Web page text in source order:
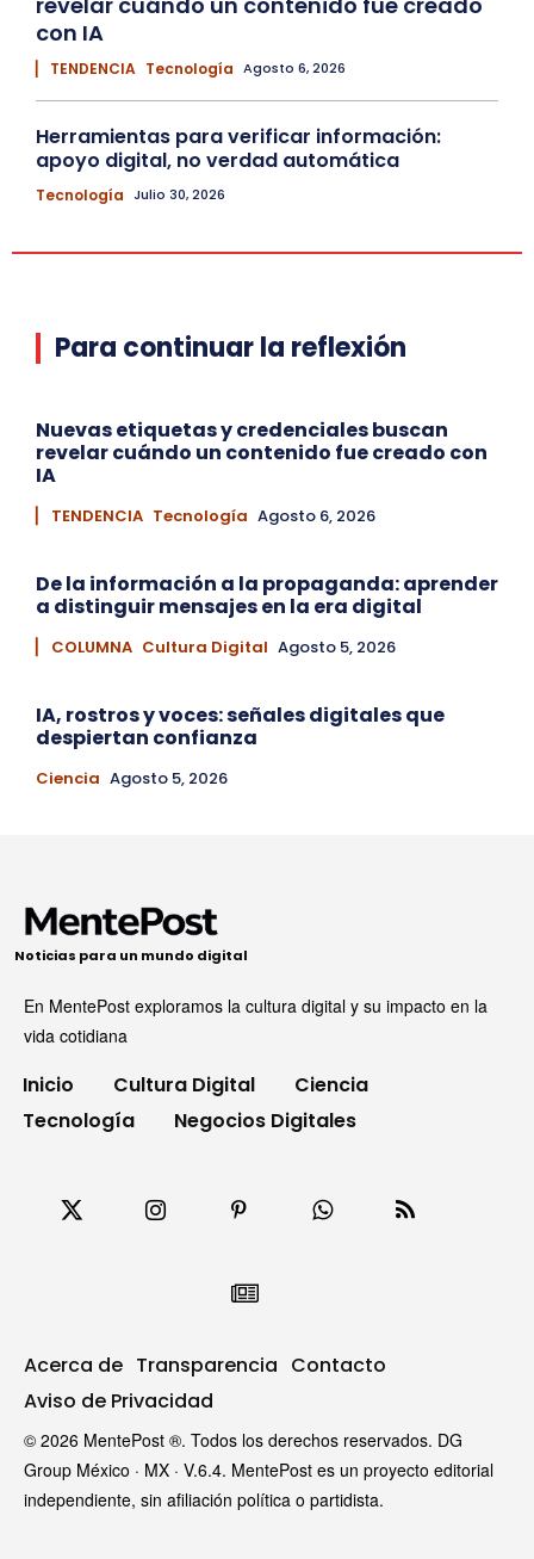
con IA
▏ TENDENCIA Tecnología Agosto 6, 2026
Herramientas para verificar información:
apoyo digital, no verdad automática
Tecnología Julio 30, 2026
Para continuar la reflexión
Nuevas etiquetas y credenciales buscan
revelar cuándo un contenido fue creado con
IA
▏ TENDENCIA Tecnología Agosto 6, 2026
De la información a la propaganda: aprender
a distinguir mensajes en la era digital
▏ COLUMNA Cultura Digital Agosto 5, 2026
IA, rostros y voces: señales digitales que
despiertan confianza
Ciencia Agosto 5, 2026
Noticias para un mundo digital
En MentePost exploramos la cultura digital y su impacto en la
vida cotidiana
Inicio Cultura Digital
Ciencia
Tecnología
Negocios Digitales
Acerca de Transparencia Contacto
Aviso de Privacidad
© 2026 MentePost ®. Todos los derechos reservados. DG
Group México · MX · V.6.4. MentePost es un proyecto editorial
independiente, sin afiliación política o partidista.